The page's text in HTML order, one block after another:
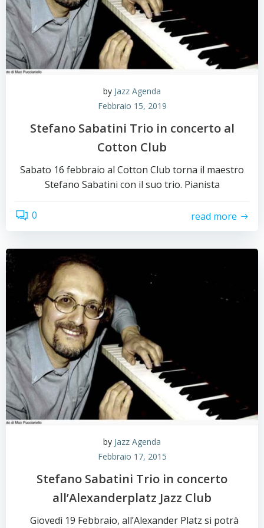
by Jazz Agenda
Febbraio 15, 2019
Stefano Sabatini Trio in concerto al
Cotton Club
Sabato 16 febbraio al Cotton Club torna il maestro
Stefano Sabatini con il suo trio. Pianista
0 read more
by Jazz Agenda
Febbraio 17, 2015
Stefano Sabatini Trio in concerto
all’Alexanderplatz Jazz Club
Giovedì 19 Febbraio, all’Alexander Platz si potrà